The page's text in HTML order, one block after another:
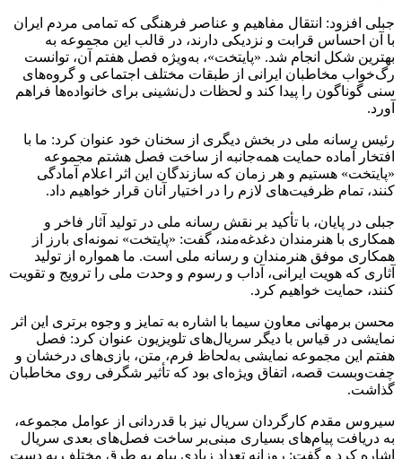
جبلی افزود: انتقال مفاهیم و عناصر فرهنگی که تمامی مردم ایران
با آن احساس قرابت و نزدیکی دارند، در قالب این مجموعه به
بهترین شکل انجام شد. «پایتخت»، به‌ویژه فصل هفتم آن، توانست
رگ‌خواب مخاطبان ایرانی از طبقات مختلف اجتماعی و گروه‌های
سنی گوناگون را پیدا کند و لحظات دل‌نشینی برای خانواده‌ها فراهم
آورد.
رئیس رسانه ملی در بخش دیگری از سخنان خود عنوان کرد: ما با
افتخار آماده حمایت همه‌جانبه از ساخت فصل هشتم مجموعه
«پایتخت» هستیم و هر زمان که سازندگان این اثر اعلام آمادگی
کنند، تمام ظرفیت‌های لازم را در اختیار آنان قرار خواهیم داد.
جبلی در پایان، با تأکید بر نقش رسانه ملی در تولید آثار فاخر و
همکاری با هنرمندان دغدغه‌مند، گفت: «پایتخت» نمونه‌ای بارز از
همکاری موفق هنرمندان و رسانه ملی است. ما همواره از تولید
آثاری که هویت ایرانی، آداب و رسوم و وحدت ملی را ترویج و تقویت
کنند، حمایت خواهیم کرد.
محسن برمهانی معاون سیما با اشاره به تمایز و وجوه برتری این اثر
نمایشی در قیاس با دیگر سریال‌های تلویزیون عنوان کرد: فصل
هفتم این مجموعه نمایشی به‌لحاظ فرم، متن، بازی‌های درخشان و
چفت‌وبست قصه، اتفاق ویژه‌ای بود که تأثیر شگرفی روی مخاطبان
گذاشت.
سیروس مقدم کارگردان سریال نیز با قدردانی از عوامل مجموعه،
به دریافت پیام‌های بسیاری مبنی‌بر ساخت فصل‌های بعدی سریال
اشاره کرد و گفت: روزانه تعداد زیادی پیام به طرق مختلف به دست